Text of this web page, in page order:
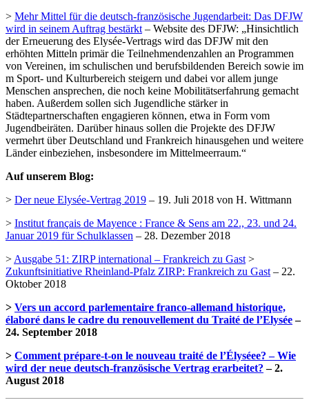
> Mehr Mittel für die deutsch-französische Jugendarbeit: Das DFJW
wird in seinem Auftrag bestärkt – Website des DFJW: „Hinsichtlich
der Erneuerung des Elysée-Vertrags wird das DFJW mit den
erhöhten Mitteln primär die Teilnehmendenzahlen an Programmen
von Vereinen, im schulischen und berufsbildenden Bereich sowie im
m Sport- und Kulturbereich steigern und dabei vor allem junge
Menschen ansprechen, die noch keine Mobilitätserfahrung gemacht
haben. Außerdem sollen sich Jugendliche stärker in
Städtepartnerschaften engagieren können, etwa in Form vom
Jugendbeiräten. Darüber hinaus sollen die Projekte des DFJW
vermehrt über Deutschland und Frankreich hinausgehen und weitere
Länder einbeziehen, insbesondere im Mittelmeerraum.“
Auf unserem Blog:
> Der neue Elysée-Vertrag 2019 – 19. Juli 2018 von H. Wittmann
> Institut français de Mayence : France & Sens am 22., 23. und 24.
Januar 2019 für Schulklassen – 28. Dezember 2018
> Ausgabe 51: ZIRP international – Frankreich zu Gast >
Zukunftsinitiative Rheinland-Pfalz ZIRP: Frankreich zu Gast – 22.
Oktober 2018
> Vers un accord parlementaire franco-allemand historique,
élaboré dans le cadre du renouvellement du Traité de l’Elysée–
24. September 2018
> Comment prépare-t-on le nouveau traité de l’Élyséee? – Wie
wird der neue deutsch-französische Vertrag erarbeitet? – 2.
August 2018